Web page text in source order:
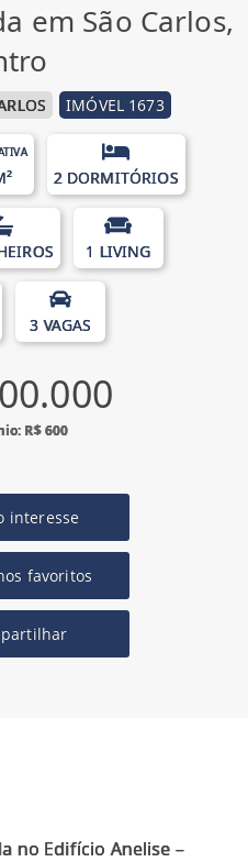
em São Carlos,
IMÓVEL 1673
2 DORMITÓRIOS
1 LIVING
3 VAGAS
R$ 600
interesse
favoritos
no Edifício Anelise –